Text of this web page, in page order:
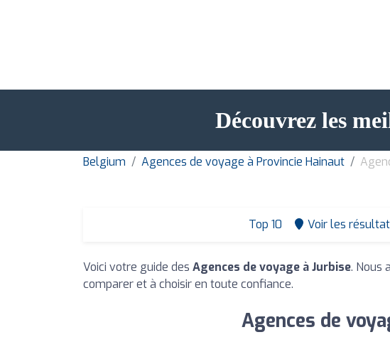
Découvrez les
Belgium Agences de voyage à Provincie Hainaut
Top 10 Voir les
Voici votre guide des Agences de voyage à Jurbise. Nous
comparer et à choisir en toute confiance.
Agences de